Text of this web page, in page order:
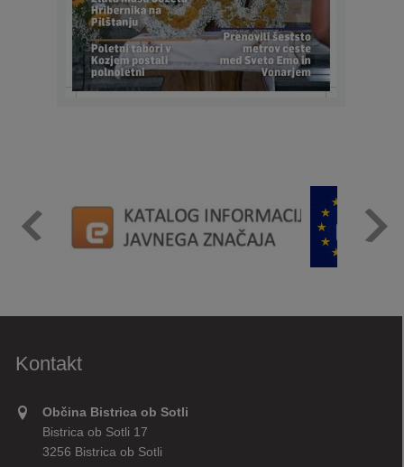
Kontakt
Občina Bistrica ob Sotli
Bistrica ob Sotli 17
3256 Bistrica ob Sotli